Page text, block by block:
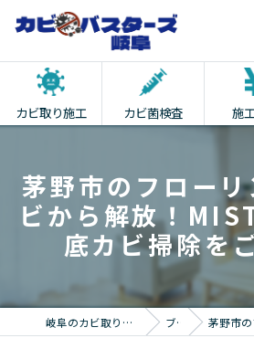
カビ取り施工 カビ菌検査 施
茅野市のフロー
ビから解放！
底カビ掃除を
岐阜のカビ取りならカビバスターズ岐阜 ブログ 茅野市のフローリン